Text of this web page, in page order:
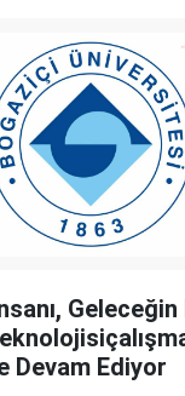
Geleceğin
Devam Ediyor